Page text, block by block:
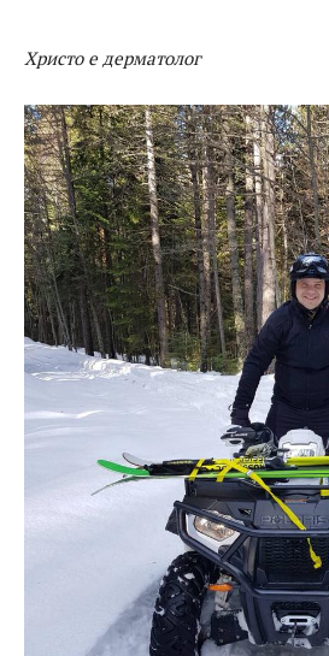
Христо е дерматолог